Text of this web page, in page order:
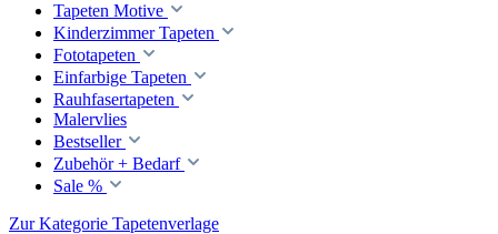
Tapeten Motive
Kinderzimmer Tapeten
Fototapeten
Einfarbige Tapeten
Rauhfasertapeten
Malervlies
Bestseller
Zubehör + Bedarf
Sale %
Zur Kategorie Tapetenverlage